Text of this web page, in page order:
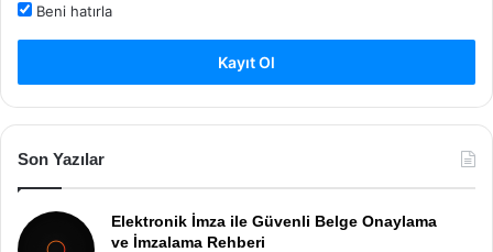
Beni hatırla
Kayıt Ol
Son Yazılar
Elektronik İmza ile Güvenli Belge Onaylama
ve İmzalama Rehberi